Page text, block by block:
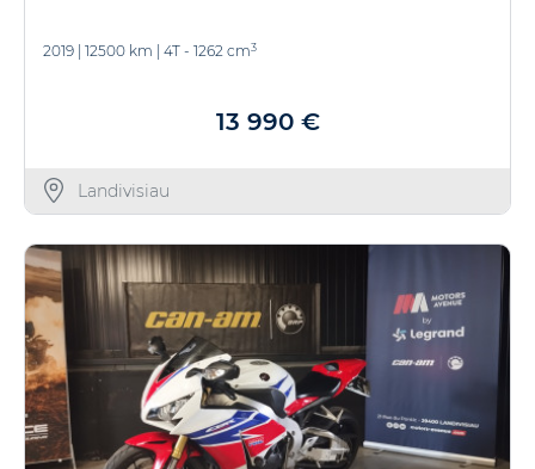
2019 12500 km 4T - 1262 cm3
13 990 €
Landivisiau